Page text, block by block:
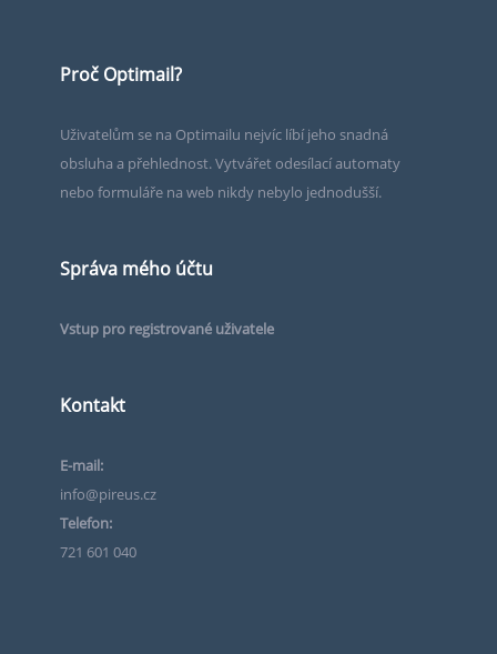
Proč Optimail?
Uživatelům se na Optimailu nejvíc líbí jeho snadná
obsluha a přehlednost. Vytvářet odesílací automaty
nebo formuláře na web nikdy nebylo jednodušší.
Správa mého účtu
Vstup pro registrované uživatele
Kontakt
E-mail:
info@pireus.cz
Telefon:
721 601 040